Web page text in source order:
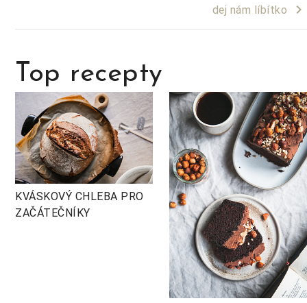
dej nám líbítko keyboard_arrow_right
Top recepty
KVÁSKOVÝ CHLEBA PRO
ZAČÁTEČNÍKY